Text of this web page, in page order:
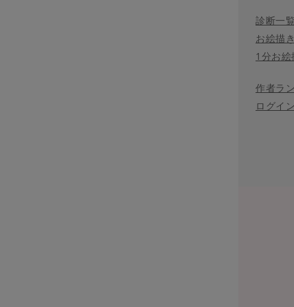
診断一覧
お絵描
1分お
作者ラ
ログイン